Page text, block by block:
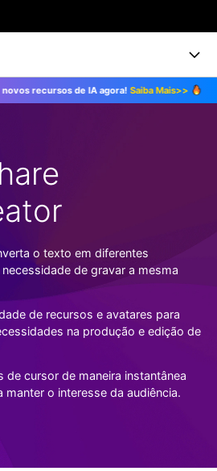
>
COMPRE AGORA
Entrar
de IA agora!Saiba Mais>> Atualize
o texto em diferentes
de gravar a mesma
de recursos e avatares para
na produção e edição de
de cursor de maneira instantânea
manter o interesse da audiência.